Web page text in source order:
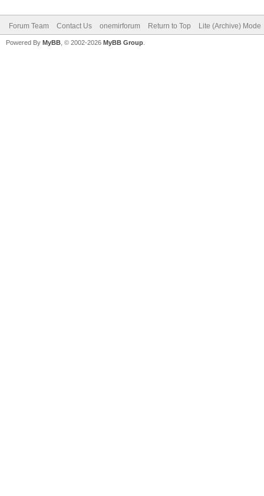
Forum Team Contact Us onemirforum Return to Top Lite (Archive) Mode
Powered By MyBB , © 2002-2026 MyBB Group